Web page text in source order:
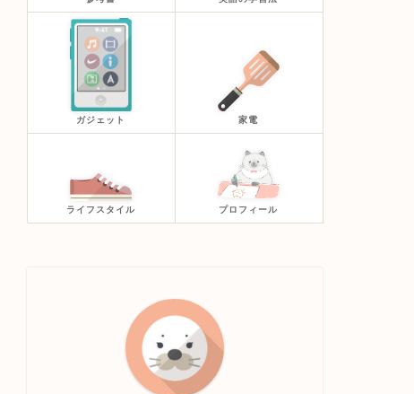
ガジェット 家電
ライフスタイル プロフィール